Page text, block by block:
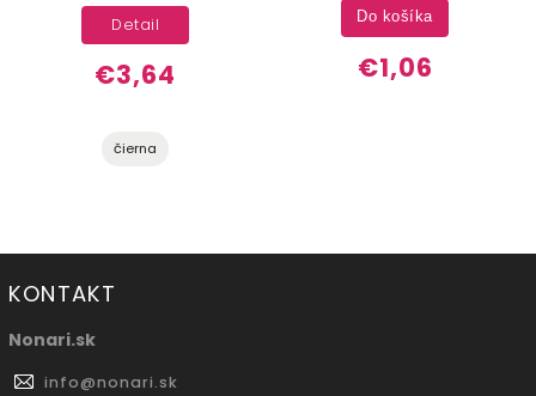
€3,64
Detail
čierna
€1,06
Do košíka
KONTAKT
Nonari.sk
info@nonari.sk